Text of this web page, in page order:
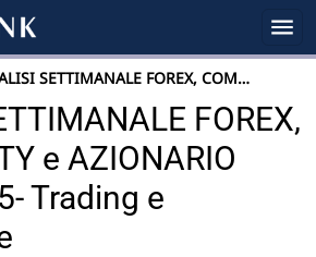
SETTIMANALE FOREX, COM…
FOREX,
e AZIONARIO
Trading e